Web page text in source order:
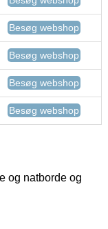
Besøg webshop
Besøg webshop
Besøg webshop
Besøg webshop
og natborde og